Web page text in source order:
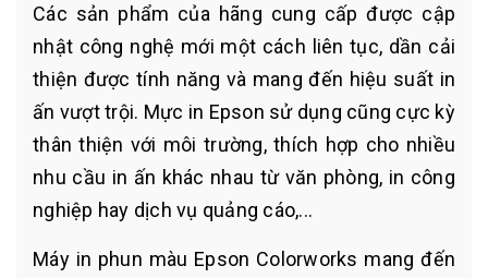
Các sản phẩm của hãng cung cấp được cập
nhật công nghệ mới một cách liên tục, dần cải
thiện được tính năng và mang đến hiệu suất in
ấn vượt trội. Mực in Epson sử dụng cũng cực kỳ
thân thiện với môi trường, thích hợp cho nhiều
nhu cầu in ấn khác nhau từ văn phòng, in công
nghiệp hay dịch vụ quảng cáo,...
Máy in phun màu Epson Colorworks mang đến